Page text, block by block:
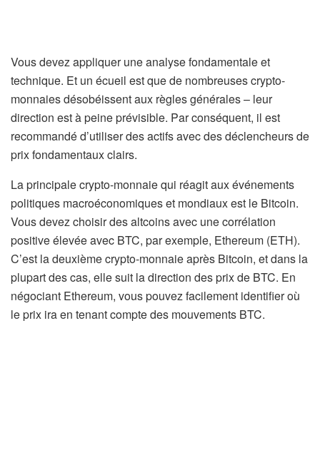
Vous devez appliquer une analyse fondamentale et
technique. Et un écueil est que de nombreuses crypto-
monnaies désobéissent aux règles générales – leur
direction est à peine prévisible. Par conséquent, il est
recommandé d’utiliser des actifs avec des déclencheurs de
prix fondamentaux clairs.
La principale crypto-monnaie qui réagit aux événements
politiques macroéconomiques et mondiaux est le Bitcoin.
Vous devez choisir des altcoins avec une corrélation
positive élevée avec BTC, par exemple, Ethereum (ETH).
C’est la deuxième crypto-monnaie après Bitcoin, et dans la
plupart des cas, elle suit la direction des prix de BTC. En
négociant Ethereum, vous pouvez facilement identifier où
le prix ira en tenant compte des mouvements BTC.